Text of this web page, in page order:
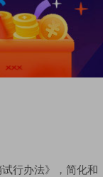
行办法》，简化和